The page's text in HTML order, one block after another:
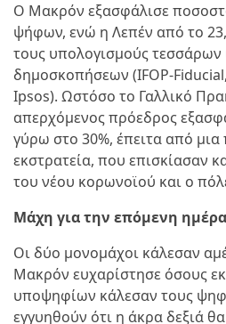
Ο Μακρόν εξασφάλισε
ψήφων, ενώ η Λεπέν από το
τους υπολογισμούς τεσσάρων
δημοσκοπήσεων (IFOP-
Ipsos). Ωστόσο το Γαλλικό
απερχόμενος πρόεδρος
γύρω στο 30%, έπειτα από
εκστρατεία, που επισκίασαν
του νέου κορωνοϊού και ο
Μάχη για την επόμενη ημέρα
Οι δύο μονομάχοι κάλεσαν
Μακρόν ευχαρίστησε όσους
υποψηφίων κάλεσαν τους
εγγυηθούν ότι η άκρα δεξιά